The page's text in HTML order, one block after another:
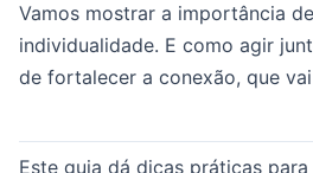
Vamos mostrar a importância
individualidade. E como agir
de fortalecer a conexão, que
Este guia dá dicas práticas